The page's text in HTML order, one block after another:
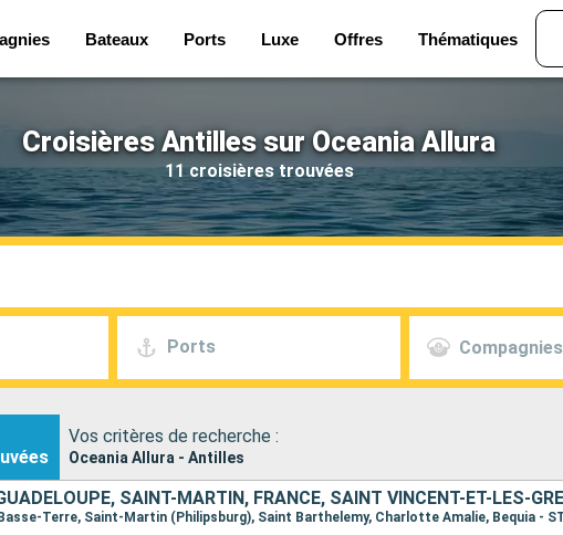
Bateaux Ports Luxe Offres Thématiques
Croisières Antilles sur Oceania Allura
11 croisières trouvées
Ports Compagnies
Vos critères de recherche :
Oceania Allura - Antilles